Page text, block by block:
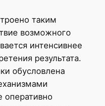
таким
возможного
интенсивнее
результата.
обусловлена
оперативно